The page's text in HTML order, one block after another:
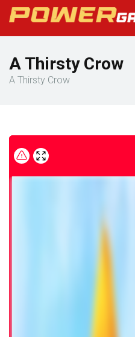
A Thirsty Crow
A Thirsty Crow